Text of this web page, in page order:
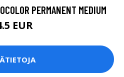
PERMANENT MEDIUM
EUR